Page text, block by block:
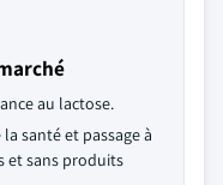
au lactose.
santé et passage à
et sans produits